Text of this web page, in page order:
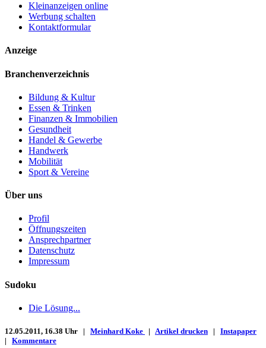
Kleinanzeigen online
Werbung schalten
Kontaktformular
Anzeige
Branchenverzeichnis
Bildung & Kultur
Essen & Trinken
Finanzen & Immobilien
Gesundheit
Handel & Gewerbe
Handwerk
Mobilität
Sport & Vereine
Über uns
Profil
Öffnungszeiten
Ansprechpartner
Datenschutz
Impressum
Sudoku
Die Lösung...
12.05.2011, 16.38 Uhr | Meinhard Koke | Artikel drucken | Instapaper
| Kommentare